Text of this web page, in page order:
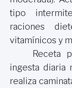
tipo
raciones
vitamínicos y
Receta
ingesta diaria
realiza